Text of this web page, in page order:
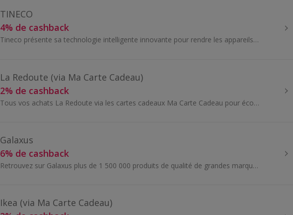
TINECO
4% de cashback
Tineco présente sa technologie intelligente innovante pour rendre les appareils ménagers plus intelligents et plus faciles à utiliser. Il se concen...
La Redoute (via Ma Carte Cadeau)
2% de cashback
Tous vos achats La Redoute via les cartes cadeaux Ma Carte Cadeau pour économiser un maximum sur vos achats en ligne comme en magasin - accessoires...
Galaxus
6% de cashback
Retrouvez sur Galaxus plus de 1 500 000 produits de qualité de grandes marques à des prix toujours bas.
Ikea (via Ma Carte Cadeau)